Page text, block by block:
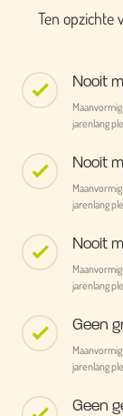
Ten opzichte
Nooit
jarenlang
Nooit
jarenlang
Nooit
jarenlang
Geen
jarenlang
Geen